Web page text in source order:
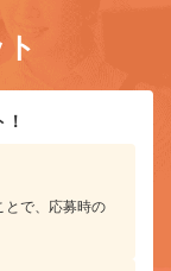
とで、応募時の